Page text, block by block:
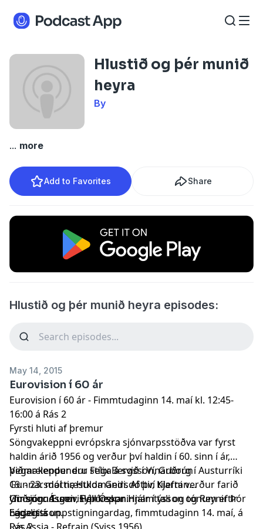
Hlustið og þér munið
heyra
By
... more
Add to Favorites Share
Hlustið og þér munið heyra episodes:
May 14, 2015
Eurovision í 60 ár
Eurovision í 60 ár - Fimmtudaginn 14. maí kl. 12:45-
16:00 á Rás 2
Fyrsti hluti af þremur
Söngvakeppni evrópskra sjónvarpsstöðva var fyrst
haldin árið 1956 og verður því haldin í 60. sinn í ár,
þegar keppendur stíga á svið í Vínarborg í Austurríki
19. - 23. maí næstkomandi. Af því tilefni verður farið
yfir sögu Eurovisionkeppninnar í tali og tónum eftir
hádegi á uppstigningardag, fimmtudaginn 14. maí, á
Viðmælendur eru Felix Bergsson, Guðrún
Gunnarsdóttir, Hulda Geirsdóttir, Kjartan
Guðmundsson, Páll Óskar Hjálmtýsson og Reynir Þór
Eggertsson.
Umsjón: Ásgeir Eyþórsson.
Lagalisti: